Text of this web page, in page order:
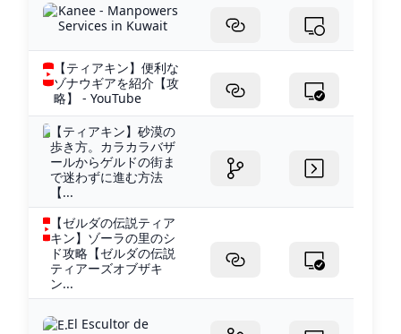
Kanee - Manpowers
Services in Kuwait
【ティアキン】便利な
ゾナウギアを紹介【攻
略】 - YouTube
【ティアキン】砂漠の
歩き方。カラカラバザ
ールからゲルドの街ま
で迷わずに進む方法
【...
【ゼルダの伝説ティア
キン】ゾーラの里のシ
ド攻略【ゼルダの伝説
ティアーズオブザキ
ン...
El Escultor de